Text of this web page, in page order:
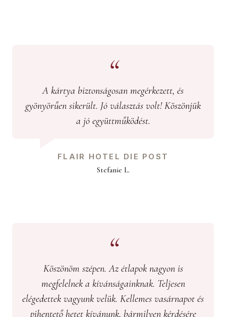
A kártya biztonságosan megérkezett, és
gyönyörűen sikerült. Jó választás volt! Köszönjük
a jó együttműködést.
FLAIR HOTEL DIE POST
Stefanie L.
Köszönöm szépen. Az étlapok nagyon is
megfelelnek a kívánságainknak. Teljesen
elégedettek vagyunk velük. Kellemes vasárnapot és
pihentető hetet kívánunk, bármilyen kérdésére